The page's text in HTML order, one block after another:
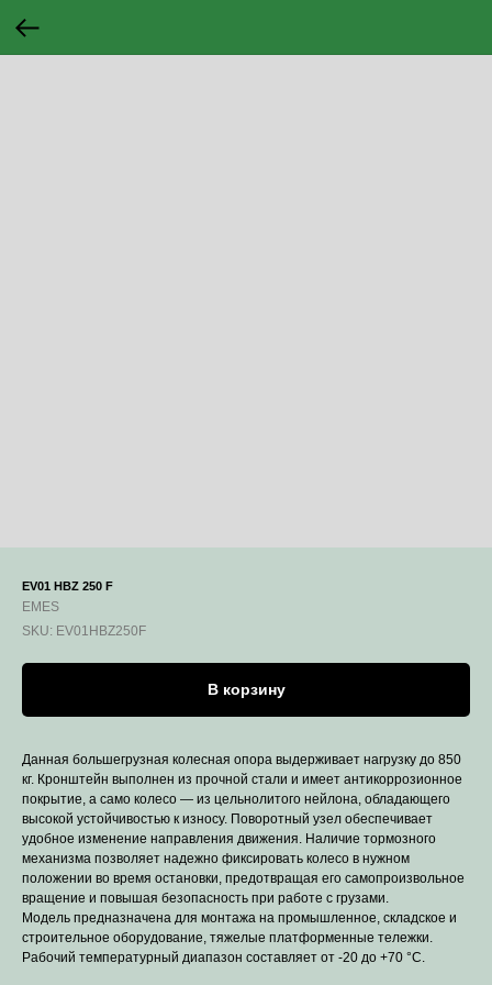
EV01 HBZ 250 F
EMES
SKU: EV01HBZ250F
В корзину
Данная большегрузная колесная опора выдерживает нагрузку до 850
кг. Кронштейн выполнен из прочной стали и имеет антикоррозионное
покрытие, а само колесо — из цельнолитого нейлона, обладающего
высокой устойчивостью к износу. Поворотный узел обеспечивает
удобное изменение направления движения. Наличие тормозного
механизма позволяет надежно фиксировать колесо в нужном
положении во время остановки, предотвращая его самопроизвольное
вращение и повышая безопасность при работе с грузами.
Модель предназначена для монтажа на промышленное, складское и
строительное оборудование, тяжелые платформенные тележки.
Рабочий температурный диапазон составляет от -20 до +70 °С.